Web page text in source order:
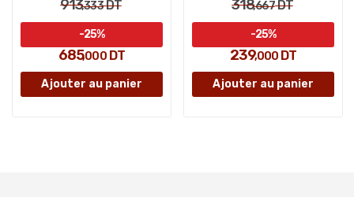
913,333DT
685,000DT
-25%
Ajouter au panier
318,667DT
239,000 DT
-25%
Ajouter au panier